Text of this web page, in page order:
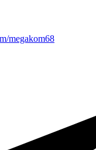
megakom68